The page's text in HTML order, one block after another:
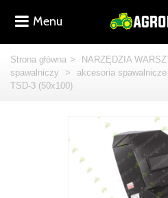
Menu
Strona główna > NARZĘDZIA
spawalniczy
> akcesoria spawalnicze
TSD-3 (50x100)